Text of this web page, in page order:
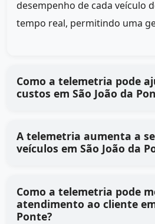
desempenho de cada veículo
tempo real, permitindo uma
Como a telemetria pode
custos em São João da
A telemetria aumenta a
veículos em São João da
Como a telemetria pode
atendimento ao cliente
Ponte?